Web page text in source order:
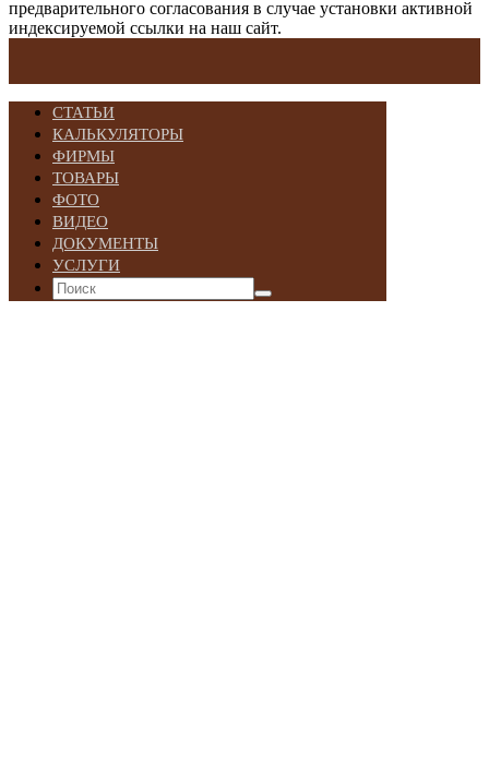
предварительного согласования в случае установки активной
индексируемой ссылки на наш сайт.
СТАТЬИ
КАЛЬКУЛЯТОРЫ
ФИРМЫ
ТОВАРЫ
ФОТО
ВИДЕО
ДОКУМЕНТЫ
УСЛУГИ